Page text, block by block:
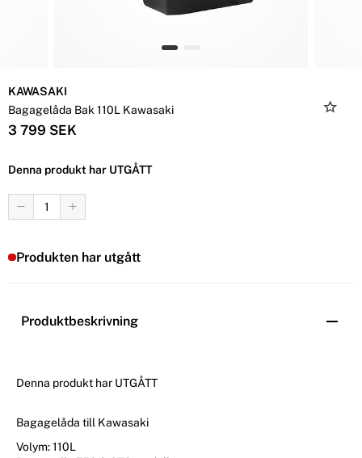
KAWASAKI
Bagagelåda Bak 110L Kawasaki
3 799 SEK
Denna produkt har UTGÅTT
Produkten har utgått
Produktbeskrivning
Denna produkt har UTGÅTT
Bagagelåda till Kawasaki
Volym: 110L